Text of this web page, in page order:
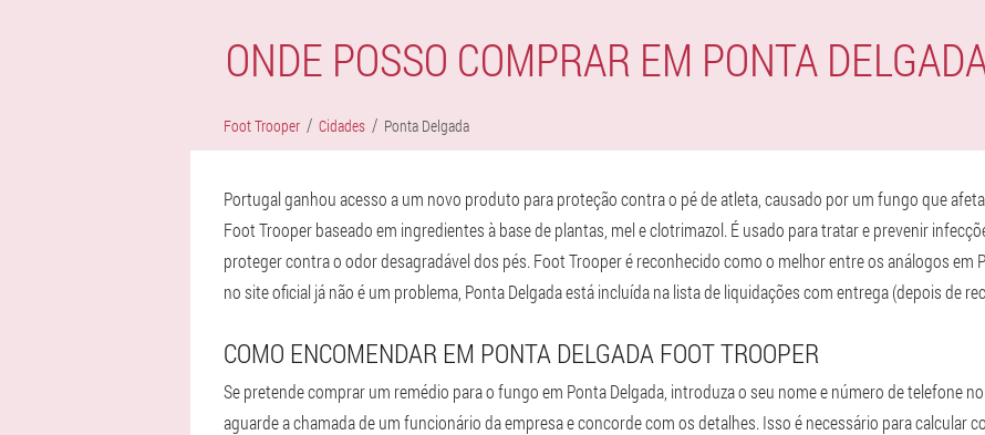
ONDE POSSO COMPRAR EM PONTA
Foot Trooper Cidades Ponta Delgada
Portugal ganhou acesso a um novo produto para proteção contra o pé de atleta, causado por um fungo que
Foot Trooper baseado em ingredientes à base de plantas, mel e clotrimazol. É usado para tratar e prevenir
proteger contra o odor desagradável dos pés. Foot Trooper é reconhecido como o melhor entre os análogos
no site oficial já não é um problema, Ponta Delgada está incluída na lista de liquidações com entrega (depois de
COMO ENCOMENDAR EM PONTA DELGADA FOOT TROOPER
Se pretende comprar um remédio para o fungo em Ponta Delgada, introduza o seu nome e número de telefone
aguarde a chamada de um funcionário da empresa e concorde com os detalhes. Isso é necessário para calcular